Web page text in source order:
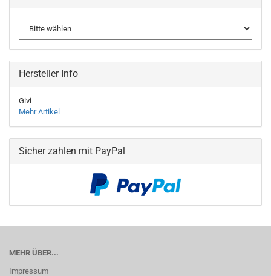
Hersteller Info
Givi
Mehr Artikel
Sicher zahlen mit PayPal
MEHR ÜBER...
Impressum